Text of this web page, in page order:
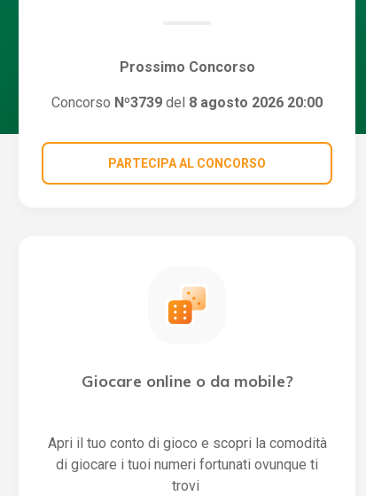
Prossimo Concorso
Concorso Nº3739 del 8 agosto 2026 20:00
PARTECIPA AL CONCORSO
Giocare online o da mobile?
Apri il tuo conto di gioco e scopri la comodità
di giocare i tuoi numeri fortunati ovunque ti
trovi